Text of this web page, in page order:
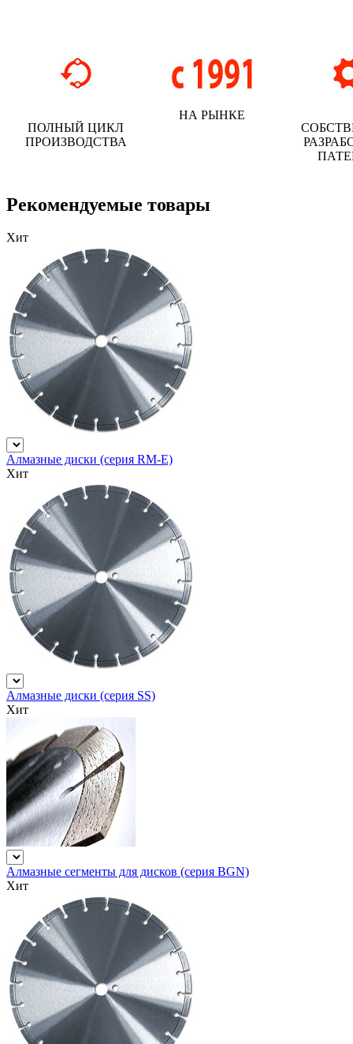
ПОЛНЫЙ ЦИКЛ
ПРОИЗВОДСТВА
НА РЫНКЕ
Рекомендуемые товары
Хит
Алмазные диски (серия RM-E)
Хит
Алмазные диски (серия SS)
Хит
Алмазные сегменты для дисков (серия BGN)
Хит